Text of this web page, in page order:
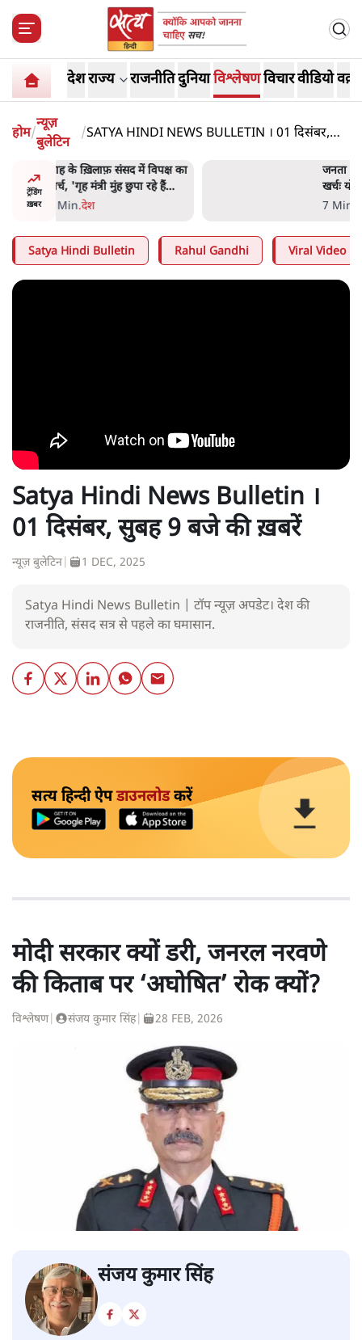
देशराज्य राजनीतिदुनियाविश्लेषणविचारवीडियो
होम/
न्यूज़
बुलेटिन
/SATYA HINDI NEWS BULLETIN । 01 दिसंबर,
ट्रेंडिंग
ख़बर
का
हैं'
जनता का 2.32 करोड़ रोज़ाना
Satya Hindi Bulletin Rahul Gandhi Viral Video
Satya Hindi News Bulletin ।
01 दिसंबर, सुबह 9 बजे की ख़बरें
न्यूज़ बुलेटिन 1 DEC, 2025
Satya Hindi News Bulletin | टॉप न्यूज़ अपडेट। देश की
राजनीति, संसद सत्र से पहले का घमासान.
सत्य हिन्दी ऐपडाउनलोडकरें
मोदी सरकार क्यों डरी, जनरल नरवणे
की किताब पर ‘अघोषित’ रोक क्यों?
विश्लेषण| संजय कुमार सिंह| 28 FEB, 2026
संजय कुमार सिंह